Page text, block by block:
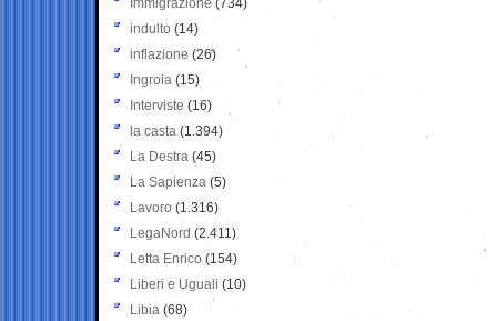
Immigrazione (734)
indulto (14)
inflazione (26)
Ingroia (15)
Interviste (16)
la casta (1.394)
La Destra (45)
La Sapienza (5)
Lavoro (1.316)
LegaNord (2.411)
Letta Enrico (154)
Liberi e Uguali (10)
Libia (68)